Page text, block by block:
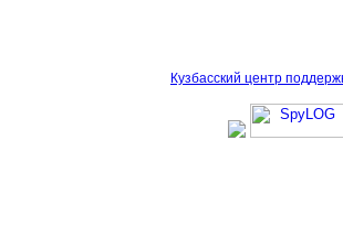
Кузбасский центр